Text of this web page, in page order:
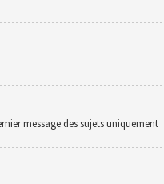
message des sujets uniquement